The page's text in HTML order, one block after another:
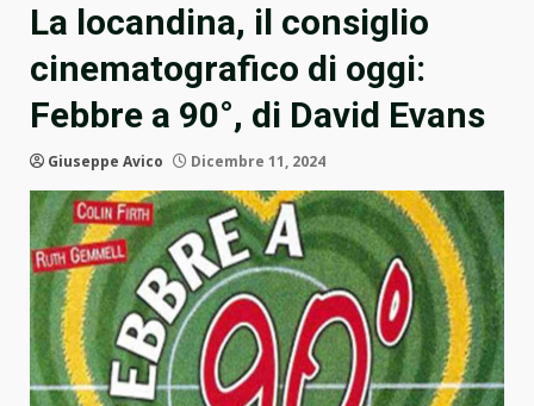
La locandina, il consiglio
cinematografico di oggi:
Febbre a 90°, di David Evans
Giuseppe Avico Dicembre 11, 2024